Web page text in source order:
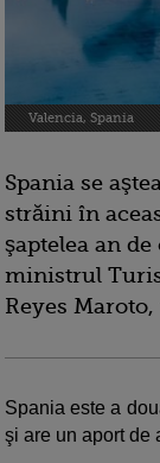
Valencia, Spania
Spania se
străini în
şaptelea an
ministrul
Reyes
Spania este a
şi are un aport de